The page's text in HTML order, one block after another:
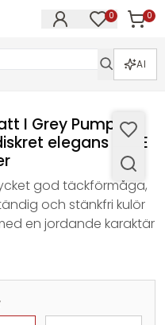
0 0
AI
I Grey Pumpkin |
elegans | THE
god täckförmåga,
och stänkfri kulör
en jordande karaktär